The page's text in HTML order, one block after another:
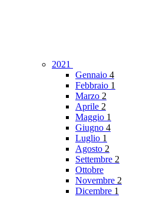
2021
Gennaio 4
Febbraio 1
Marzo 2
Aprile 2
Maggio 1
Giugno 4
Luglio 1
Agosto 2
Settembre 2
Ottobre
Novembre 2
Dicembre 1